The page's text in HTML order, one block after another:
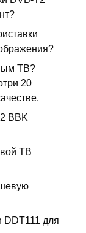
ТВ?
20
BBK
ТВ
DDT111 для